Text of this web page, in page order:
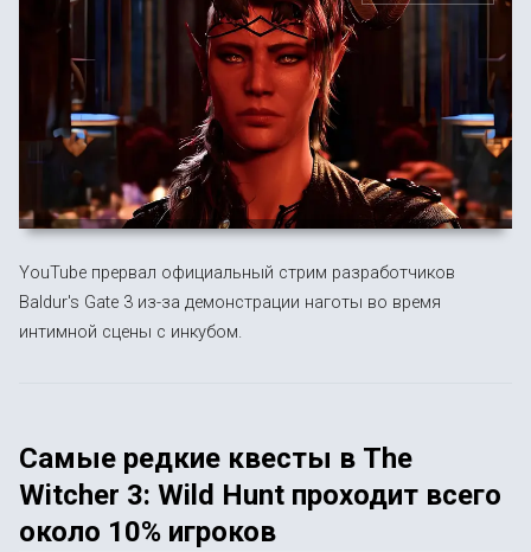
YouTube прервал официальный стрим разработчиков
Baldur's Gate 3 из-за демонстрации наготы во время
интимной сцены с инкубом.
Самые редкие квесты в The
Witcher 3: Wild Hunt проходит всего
около 10% игроков